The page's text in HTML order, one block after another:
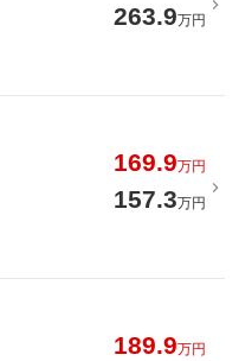
263.9万円
169.9万円
157.3万円
189.9万円